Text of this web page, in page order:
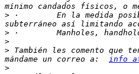
> ·        En la medida
>
>
> También les comento que
mándame un correo a: info
>